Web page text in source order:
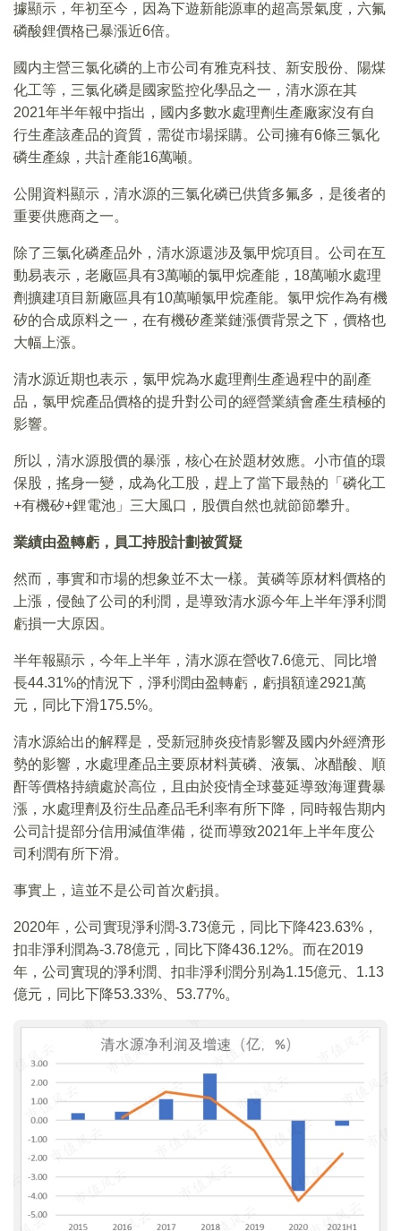
據顯示，年初至今，因為下遊新能源車的超高景氣度，六氟
磷酸鋰價格已暴漲近6倍。
國内主營三氯化磷的上市公司有雅克科技、新安股份、陽煤
化工等，三氯化磷是國家監控化學品之一，清水源在其
2021年半年報中指出，國内多數水處理劑生產廠家沒有自
行生產該產品的資質，需從市場採購。公司擁有6條三氯化
磷生產線，共計產能16萬噸。
公開資料顯示，清水源的三氯化磷已供貨多氟多，是後者的
重要供應商之一。
除了三氯化磷產品外，清水源還涉及氯甲烷項目。公司在互
動易表示，老廠區具有3萬噸的氯甲烷產能，18萬噸水處理
劑擴建項目新廠區具有10萬噸氯甲烷產能。氯甲烷作為有機
矽的合成原料之一，在有機矽產業鏈漲價背景之下，價格也
大幅上漲。
清水源近期也表示，氯甲烷為水處理劑生產過程中的副產
品，氯甲烷產品價格的提升對公司的經營業績會產生積極的
影響。
所以，清水源股價的暴漲，核心在於題材效應。小市值的環
保股，搖身一變，成為化工股，趕上了當下最熱的「磷化工
+有機矽+鋰電池」三大風口，股價自然也就節節攀升。
業績由盈轉虧，員工持股計劃被質疑
然而，事實和市場的想象並不太一樣。黃磷等原材料價格的
上漲，侵蝕了公司的利潤，是導致清水源今年上半年淨利潤
虧損一大原因。
半年報顯示，今年上半年，清水源在營收7.6億元、同比增
長44.31%的情況下，淨利潤由盈轉虧，虧損額達2921萬
元，同比下滑175.5%。
清水源給出的解釋是，受新冠肺炎疫情影響及國内外經濟形
勢的影響，水處理產品主要原材料黃磷、液氯、冰醋酸、順
酐等價格持續處於高位，且由於疫情全球蔓延導致海運費暴
漲，水處理劑及衍生品產品毛利率有所下降，同時報告期内
公司計提部分信用減值準備，從而導致2021年上半年度公
司利潤有所下滑。
事實上，這並不是公司首次虧損。
2020年，公司實現淨利潤-3.73億元，同比下降423.63%，
扣非淨利潤為-3.78億元，同比下降436.12%。而在2019
年，公司實現的淨利潤、扣非淨利潤分别為1.15億元、1.13
億元，同比下降53.33%、53.77%。